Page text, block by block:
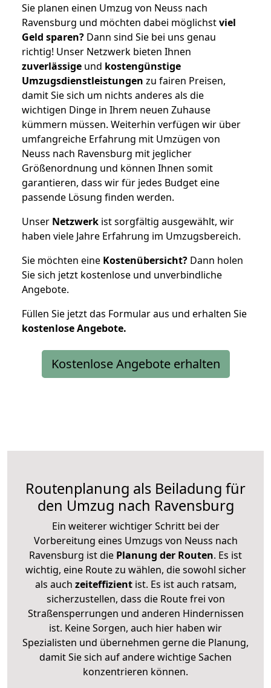
Sie planen einen Umzug von Neuss nach
Ravensburg und möchten dabei möglichstviel
Geld sparen? Dann sind Sie bei uns genau
richtig! Unser Netzwerk bieten Ihnen
zuverlässige und kostengünstige
Umzugsdienstleistungen zu fairen Preisen,
damit Sie sich um nichts anderes als die
wichtigen Dinge in Ihrem neuen Zuhause
kümmern müssen. Weiterhin verfügen wir über
umfangreiche Erfahrung mit Umzügen von
Neuss nach Ravensburg mit jeglicher
Größenordnung und können Ihnen somit
garantieren, dass wir für jedes Budget eine
passende Lösung finden werden.
Unser Netzwerk ist sorgfältig ausgewählt, wir
haben viele Jahre Erfahrung im Umzugsbereich.
Sie möchten eine Kostenübersicht? Dann holen
Sie sich jetzt kostenlose und unverbindliche
Angebote.
Füllen Sie jetzt das Formular aus und erhalten Sie
kostenloseAngebote.
Kostenlose Angebote erhalten
Routenplanung als Beiladung für
den Umzug nach Ravensburg
Ein weiterer wichtiger Schritt bei der
Vorbereitung eines Umzugs von Neuss nach
Ravensburg ist die Planung der Routen. Es ist
wichtig, eine Route zu wählen, die sowohl sicher
als auch zeiteffizientist. Es ist auch ratsam,
sicherzustellen, dass die Route frei von
Straßensperrungen und anderen Hindernissen
ist. Keine Sorgen, auch hier haben wir
Spezialisten und übernehmen gerne die Planung,
damit Sie sich auf andere wichtige Sachen
konzentrieren können.